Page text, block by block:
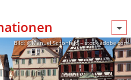
Bild: @Manuel Schönfeld – stock.adobe.com